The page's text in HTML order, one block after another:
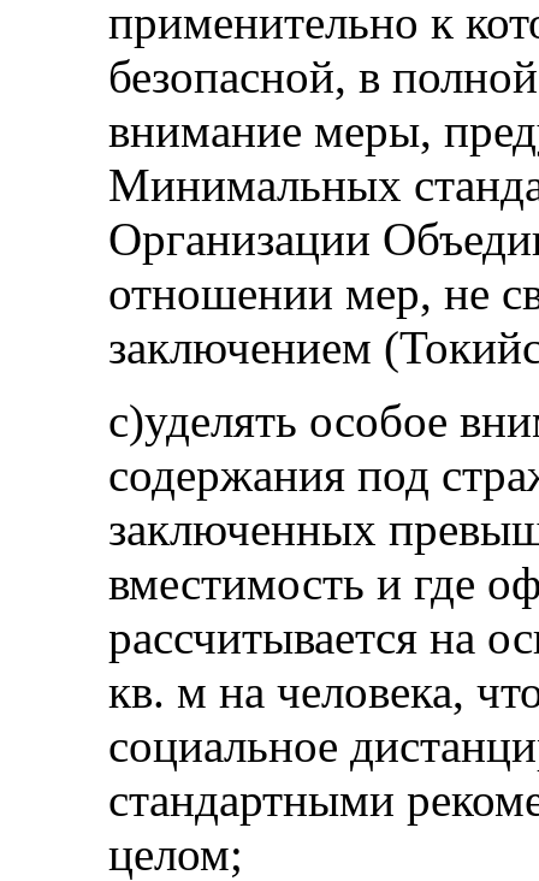
применительно к
безопасной, в
внимание меры,
Минимальных
Организации
отношении мер, не
заключением
c)уделять особое
содержания под
заключенных
вместимость и где
рассчитывается на
кв. м на человека,
социальное
стандартными
целом;